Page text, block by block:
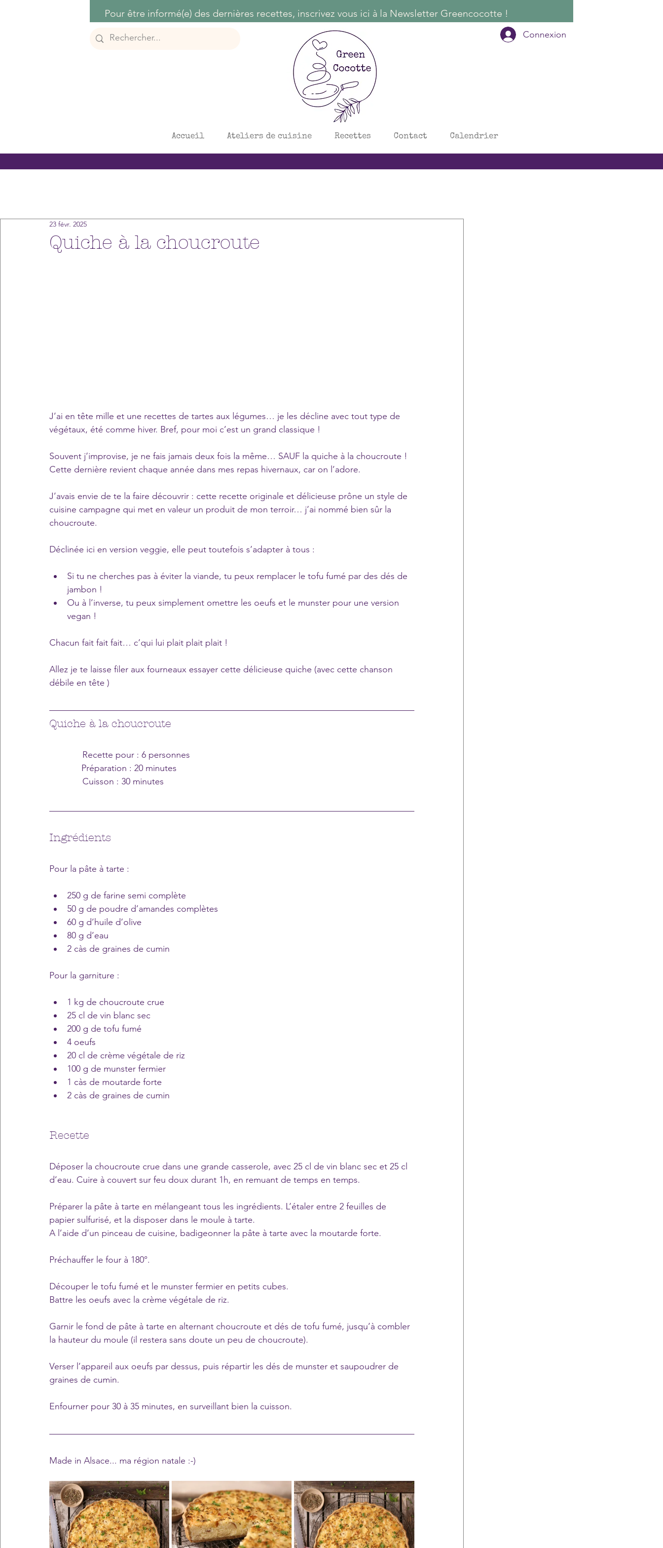
Connexion
Accueil Ateliers de cuisine Recettes Contact Calendrier
Quiche à la choucroute
23 févr. 2025
J’ai en tête mille et une recettes de tartes aux légumes… je les décline avec tout type de
végétaux, été comme hiver. Bref, pour moi c’est un grand classique !
Souvent j’improvise, je ne fais jamais deux fois la même… SAUF la quiche à la choucroute !
Cette dernière revient chaque année dans mes repas hivernaux, car on l’adore.
J’avais envie de te la faire découvrir : cette recette originale et délicieuse prône un style de
cuisine campagne qui met en valeur un produit de mon terroir… j’ai nommé bien sûr la
choucroute.
Déclinée ici en version veggie, elle peut toutefois s’adapter à tous :
Si tu ne cherches pas à éviter la viande, tu peux remplacer le tofu fumé par des dés de
jambon !
Ou à l’inverse, tu peux simplement omettre les oeufs et le munster pour une version
vegan !
Chacun fait fait fait… c’qui lui plait plait plait !
Allez je te laisse filer aux fourneaux essayer cette délicieuse quiche (avec cette chanson
débile en tête )
Quiche à la choucroute
Recette pour : 6 personnes
Préparation : 20 minutes
Cuisson : 30 minutes
Ingrédients
Pour la pâte à tarte :
250 g de farine semi complète
50 g de poudre d’amandes complètes
60 g d’huile d’olive
80 g d’eau
2 càs de graines de cumin
Pour la garniture :
1 kg de choucroute crue
25 cl de vin blanc sec
200 g de tofu fumé
4 oeufs
20 cl de crème végétale de riz
100 g de munster fermier
1 càs de moutarde forte
2 càs de graines de cumin
Recette
Déposer la choucroute crue dans une grande casserole, avec 25 cl de vin blanc sec et 25 cl
d’eau. Cuire à couvert sur feu doux durant 1h, en remuant de temps en temps.
Préparer la pâte à tarte en mélangeant tous les ingrédients. L’étaler entre 2 feuilles de
papier sulfurisé, et la disposer dans le moule à tarte.
A l’aide d’un pinceau de cuisine, badigeonner la pâte à tarte avec la moutarde forte.
Préchauffer le four à 180°.
Découper le tofu fumé et le munster fermier en petits cubes.
Battre les oeufs avec la crème végétale de riz.
Garnir le fond de pâte à tarte en alternant choucroute et dés de tofu fumé, jusqu’à combler
la hauteur du moule (il restera sans doute un peu de choucroute).
Verser l’appareil aux oeufs par dessus, puis répartir les dés de munster et saupoudrer de
graines de cumin.
Enfourner pour 30 à 35 minutes, en surveillant bien la cuisson.
Made in Alsace... ma région natale :-)